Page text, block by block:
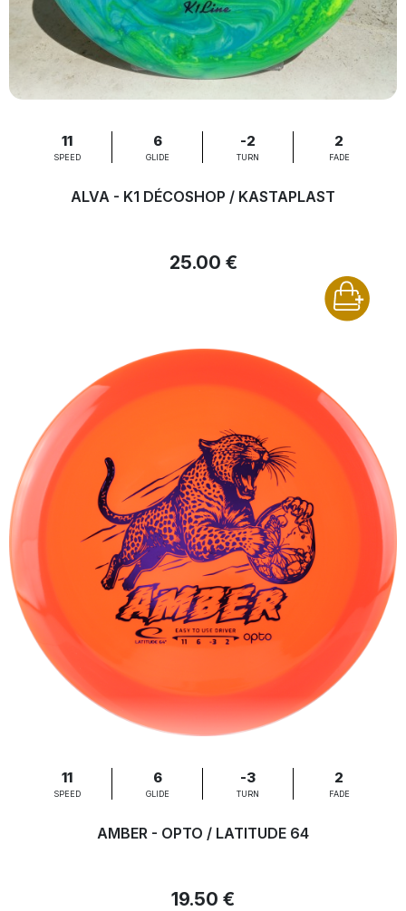
11
SPEED
6
GLIDE
-2
TURN
2
FADE
ALVA - K1 DÉCOSHOP / KASTAPLAST
25.00 €
11
SPEED
6
GLIDE
-3
TURN
2
FADE
AMBER - OPTO / LATITUDE 64
19.50 €